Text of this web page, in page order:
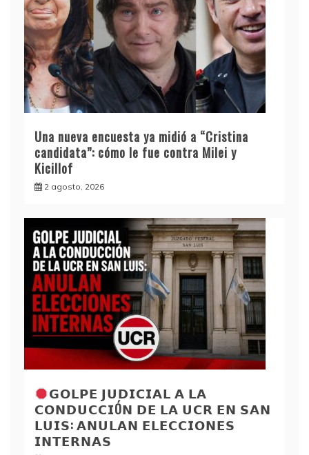
Una nueva encuesta ya midió a “Cristina
candidata”: cómo le fue contra Milei y
Kicillof
2 agosto, 2026
𝗚𝗢𝗟𝗣𝗘 𝗝𝗨𝗗𝗜𝗖𝗜𝗔𝗟 𝗔 𝗟𝗔
𝗖𝗢𝗡𝗗𝗨𝗖𝗖𝗜Ó𝗡 𝗗𝗘 𝗟𝗔 𝗨𝗖𝗥 𝗘𝗡 𝗦𝗔𝗡
𝗟𝗨𝗜𝗦: 𝗔𝗡𝗨𝗟𝗔𝗡 𝗘𝗟𝗘𝗖𝗖𝗜𝗢𝗡𝗘𝗦
𝗜𝗡𝗧𝗘𝗥𝗡𝗔𝗦